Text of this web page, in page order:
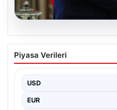
06.08.2026
Cumhurbaşkanı
Piyasa Verileri
USD
EUR